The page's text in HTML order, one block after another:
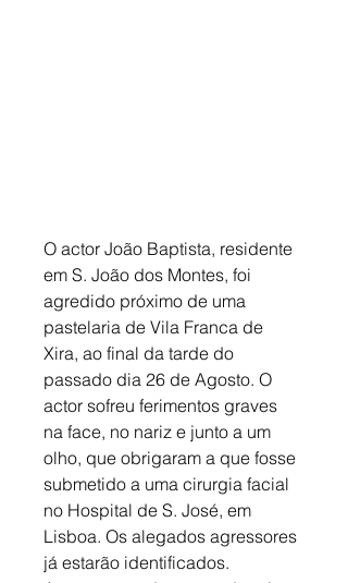
O actor João Baptista, residente
em S. João dos Montes, foi
agredido próximo de uma
pastelaria de Vila Franca de
Xira, ao final da tarde do
passado dia 26 de Agosto. O
actor sofreu ferimentos graves
na face, no nariz e junto a um
olho, que obrigaram a que fosse
submetido a uma cirurgia facial
no Hospital de S. José, em
Lisboa. Os alegados agressores
já estarão identificados.